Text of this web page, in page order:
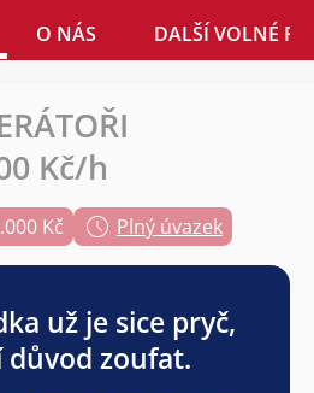
O NÁS DALŠÍ VOLNÉ
Kč/h
Kč Plný úvazek
už je sice pryč,
důvod zoufat.